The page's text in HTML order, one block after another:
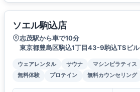
ソエル駒込店
志茂駅から車で10分
東京都豊島区駒込1丁目43-9駒込TSビル
ウェアレンタル サウナ マシンピラティス
無料体験
プロテイン 無料カウンセリング